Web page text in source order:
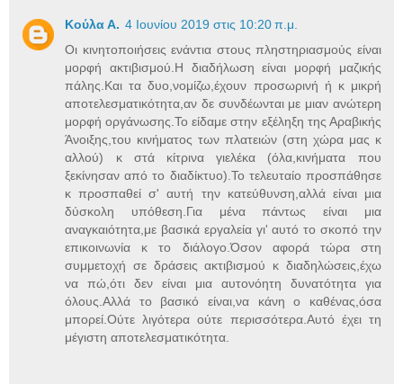
Κούλα Α. 4 Ιουνίου 2019 στις 10:20 π.μ.
Οι κινητοποιήσεις ενάντια στους πληστηριασμούς είναι
μορφή ακτιβισμού.Η διαδήλωση είναι μορφή μαζικής
πάλης.Και τα δυο,νομίζω,έχουν προσωρινή ή κ μικρή
αποτελεσματικότητα,αν δε συνδέωνται με μιαν ανώτερη
μορφή οργάνωσης.Το είδαμε στην εξέληξη της Αραβικής
Άνοιξης,του κινήματος των πλατειών (στη χώρα μας κ
αλλού) κ στά κίτρινα γιελέκα (όλα,κινήματα που
ξεκίνησαν από το διαδίκτυο).Το τελευταίο προσπάθησε
κ προσπαθεί σ' αυτή την κατεύθυνση,αλλά είναι μια
δύσκολη υπόθεση.Για μένα πάντως είναι μια
αναγκαιότητα,με βασικά εργαλεία γι' αυτό το σκοπό την
επικοινωνία κ το διάλογο.Όσον αφορά τώρα στη
συμμετοχή σε δράσεις ακτιβισμού κ διαδηλώσεις,έχω
να πώ,ότι δεν είναι μια αυτονόητη δυνατότητα για
όλους.Αλλά το βασικό είναι,να κάνη ο καθένας,όσα
μπορεί.Ούτε λιγότερα ούτε περισσότερα.Αυτό έχει τη
μέγιστη αποτελεσματικότητα.